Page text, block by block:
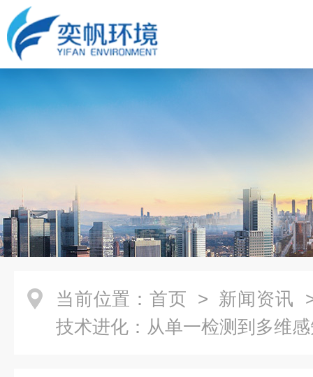
当前位置： 首页 > 新闻资讯
技术进化：从单一检测到多维